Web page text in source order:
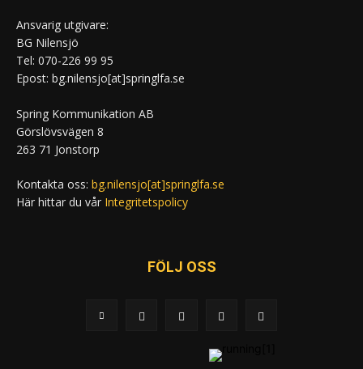
Ansvarig utgivare:
BG Nilensjö
Tel: 070-226 99 95
Epost: bg.nilensjo[at]springlfa.se
Spring Kommunikation AB
Görslövsvägen 8
263 71 Jonstorp
Kontakta oss: bg.nilensjo[at]springlfa.se
Här hittar du vår Integritetspolicy
FÖLJ OSS